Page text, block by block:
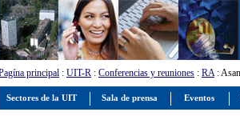
principal : UIT-R : Conferencias y reuniones : RA:
Sectores de la UIT Sala de prensa Eventos